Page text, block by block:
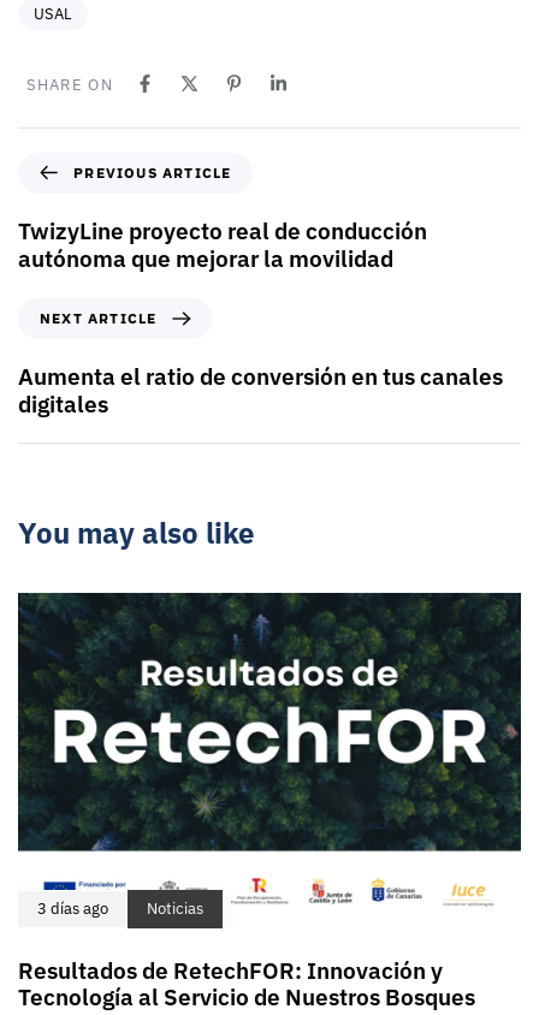
USAL
SHARE ON
PREVIOUS ARTICLE
TwizyLine proyecto real de conducción
autónoma que mejorar la movilidad
NEXT ARTICLE
Aumenta el ratio de conversión en tus canales
digitales
You may also like
3 días ago Noticias
Resultados de RetechFOR: Innovación y
Tecnología al Servicio de Nuestros Bosques